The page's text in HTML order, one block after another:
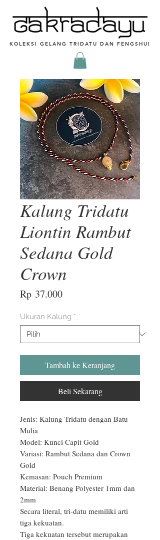
KOLEKSI GELANG TRIDATU DAN FENGSHUI
Kalung Tridatu
Liontin Rambut
Sedana Gold
Crown
Rp 37.000Harga
Ukuran Kalung *
Tambah ke Keranjang
Beli Sekarang
Jenis: Kalung Tridatu dengan Batu
Mulia
Model: Kunci Capit Gold
Variasi: Rambut Sedana dan Crown
Gold
Kemasan: Pouch Premium
Material: Benang Polyester 1mm dan
2mm
Secara literal, tri-datu memiliki arti
tiga kekuatan.
Tiga kekuatan tersebut merupakan